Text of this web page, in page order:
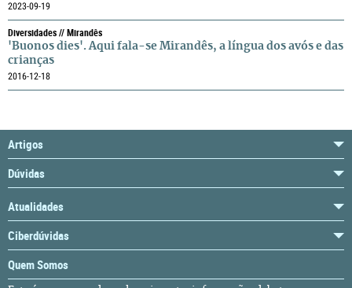
2023-09-19
Diversidades // Mirandês
'Buonos dies'. Aqui fala-se Mirandês, a língua dos avós e das
crianças
2016-12-18
Artigos
Dúvidas
Atualidades
Ciberdúvidas
Quem Somos